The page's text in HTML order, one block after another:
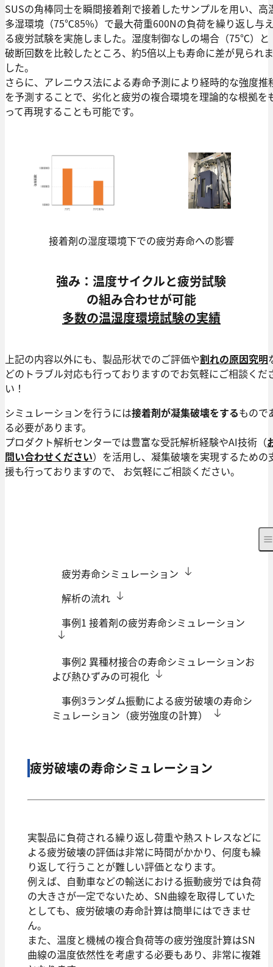
SUSの角棒同士を瞬間接着剤で接着したサンプルを用い、高
多湿環境（75℃85%）で最大荷重600Nの負荷を繰り返し与
る疲労試験を実施しました。湿度制御なしの場合（75℃）と
破断回数を比較したところ、約5倍以上も寿命に差が見られま
した。
さらに、アレニウス法による寿命予測により経時的な強度推
を予測することで、劣化と疲労の複合環境を理論的な根拠を
って再現することも可能です。
接着剤の湿度環境下での疲労寿命への影響
強み：温度サイクルと疲労試験
の組み合わせが可能
多数の温湿度環境試験の実績
上記の内容以外にも、製品形状でのご評価や割れの原因究明
どのトラブル対応も行っておりますのでお気軽にご相談くだ
い！
シミュレーションを行うには接着剤が凝集破壊をするもので
る必要があります。
プロダクト解析センターでは豊富な受託解析経験やAI技術（
問い合わせください）を活用し、凝集破壊を実現するための
援も行っておりますので、 お気軽にご相談ください。
疲労寿命シミュレーション
解析の流れ
事例1 接着剤の疲労寿命シミュレーション
事例2 異種材接合の寿命シミュレーションお
よび熱ひずみの可視化
事例3ランダム振動による疲労破壊の寿命シ
ミュレーション（疲労強度の計算）
疲労破壊の寿命シミュレーション
実製品に負荷される繰り返し荷重や熱ストレスなどに
よる疲労破壊の評価は非常に時間がかかり、何度も繰
り返して⾏うことが難しい評価となります。
例えば、⾃動⾞などの輸送における振動疲労では負荷
の大きさが一定でないため、SN曲線を取得していた
としても、疲労破壊の寿命計算は簡単にはできませ
ん。
また、温度と機械の複合負荷等の疲労強度計算はSN
曲線の温度依然性を考慮する必要もあり、非常に複雑